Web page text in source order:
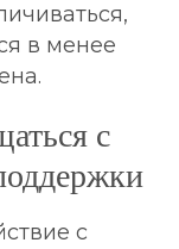
в менее
с
с